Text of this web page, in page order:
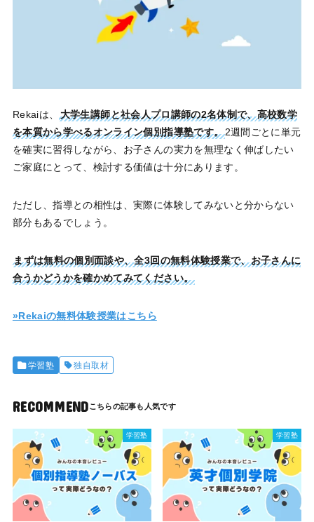
Rekaiは、 大学生講師と社会人プロ講師の2名体制で、高校数学
を本質から学べるオンライン個別指導塾です。2週間ごとに単元
を確実に習得しながら、お子さんの実力を無理なく伸ばしたい
ご家庭にとって、検討する価値は十分にあります。
ただし、指導との相性は、実際に体験してみないと分からない
部分もあるでしょう。
まずは無料の個別面談や、全3回の無料体験授業で、お子さんに
合うかどうかを確かめてみてください。
»Rekaiの無料体験授業はこちら
学習塾 独自取材
RECOMMEND
学習塾 学習塾